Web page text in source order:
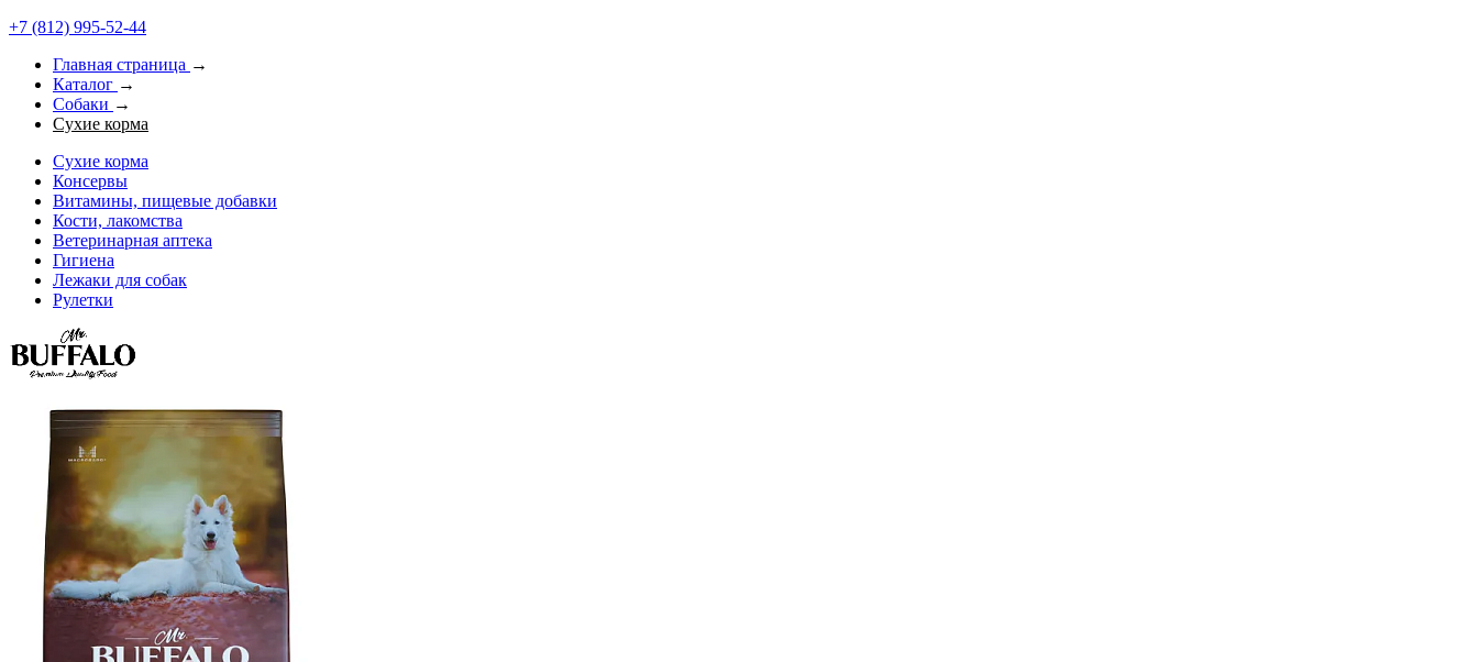
+7 (812) 995-52-44
Главная страница →
Каталог →
Собаки →
Сухие корма
Сухие корма
Консервы
Витамины, пищевые добавки
Кости, лакомства
Ветеринарная аптека
Гигиена
Лежаки для собак
Рулетки